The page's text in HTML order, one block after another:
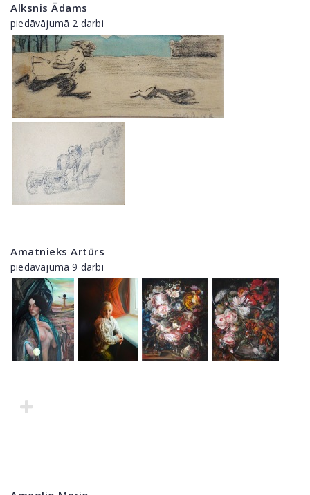
Alksnis Ādams
piedāvājumā 2 darbi
Amatnieks Artūrs
piedāvājumā 9 darbi